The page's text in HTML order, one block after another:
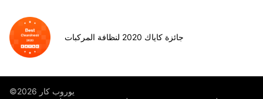
جائزة كاياك 2020 لنظافة المركبات
©يوروب كار 2026